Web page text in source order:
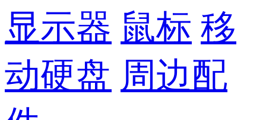
显示器 鼠标 移
动硬盘 周边配